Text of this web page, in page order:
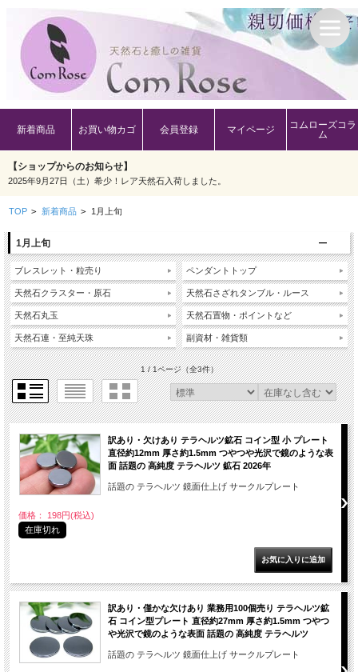
新着商品 お買い物カゴ 会員登録 マイページ
コムローズコラ
ム
【ショップからのお知らせ】
2025年9月27日（土）希少！レア天然石入荷しました。
TOP > 新着商品 > 1月上旬
1月上旬
ブレスレット・粒売り
天然石クラスター・原石
天然石丸玉
天然石連・至純天珠
ペンダントトップ
天然石さざれタンブル・ルース
天然石置物・ポイントなど
副資材・雑貨類
1 / 1ページ（全3件）
訳あり・欠けあり テラヘルツ鉱石 コイン型 小 プレート
直径約12mm 厚さ約1.5mm つやつや光沢で鏡のような表
面 話題の 高純度 テラヘルツ 鉱石 2026年
話題の テラヘルツ 鏡面仕上げ サークルプレート
価格： 198円(税込)
在庫切れ
訳あり・僅かな欠けあり 業務用100個売り テラヘルツ鉱
石 コイン型プレート 直径約27mm 厚さ約1.5mm つやつ
や光沢で鏡のような表面 話題の 高純度 テラヘルツ
話題の テラヘルツ 鏡面仕上げ サークルプレート